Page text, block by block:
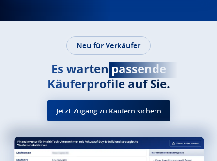
Neu für Verkäufer
Es warten passende
Käuferprofile auf Sie.
Jetzt Zugang zu Käufern sichern